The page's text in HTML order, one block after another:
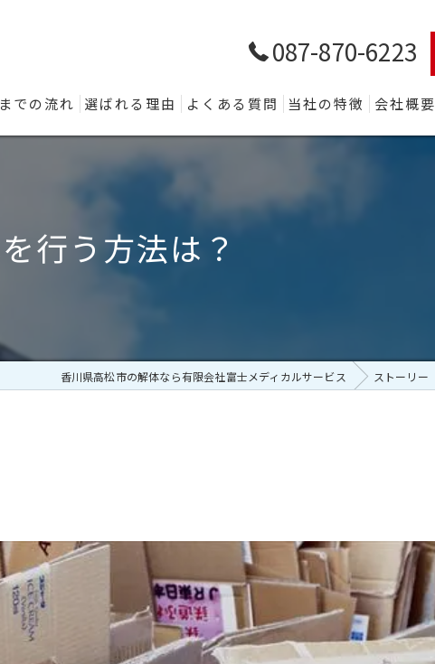
087-870-6223
での流れ 選ばれる理由 よくある質問 当社の特徴 会社概要
行う方法は？
香川県高松市の解体なら有限会社富士メディカルサービス ストーリー